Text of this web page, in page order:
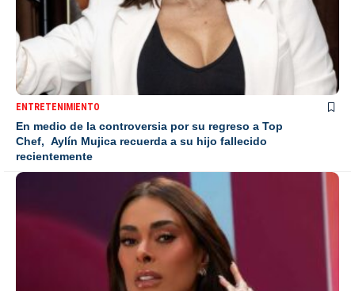
ENTRETENIMIENTO
En medio de la controversia por su regreso a Top
Chef, Aylín Mujica recuerda a su hijo fallecido
recientemente